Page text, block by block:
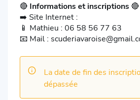
🔴 Informations et inscriptions 🔴
➡️ Site Internet :
📱 Mathieu : 06 58 56 77 63
📧 Mail :
La date de fin des
dépassée